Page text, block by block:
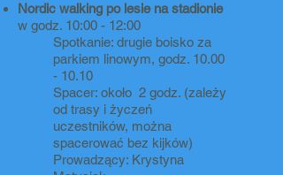
Nordic walking po lesie na stadionie
w godz. 10:00 - 12:00
Spotkanie: drugie boisko za
parkiem linowym, godz. 10.00
- 10.10
Spacer: około 2 godz. (zależy
od trasy i życzeń
uczestników, można
spacerować bez kijków)
Prowadzący: Krystyna